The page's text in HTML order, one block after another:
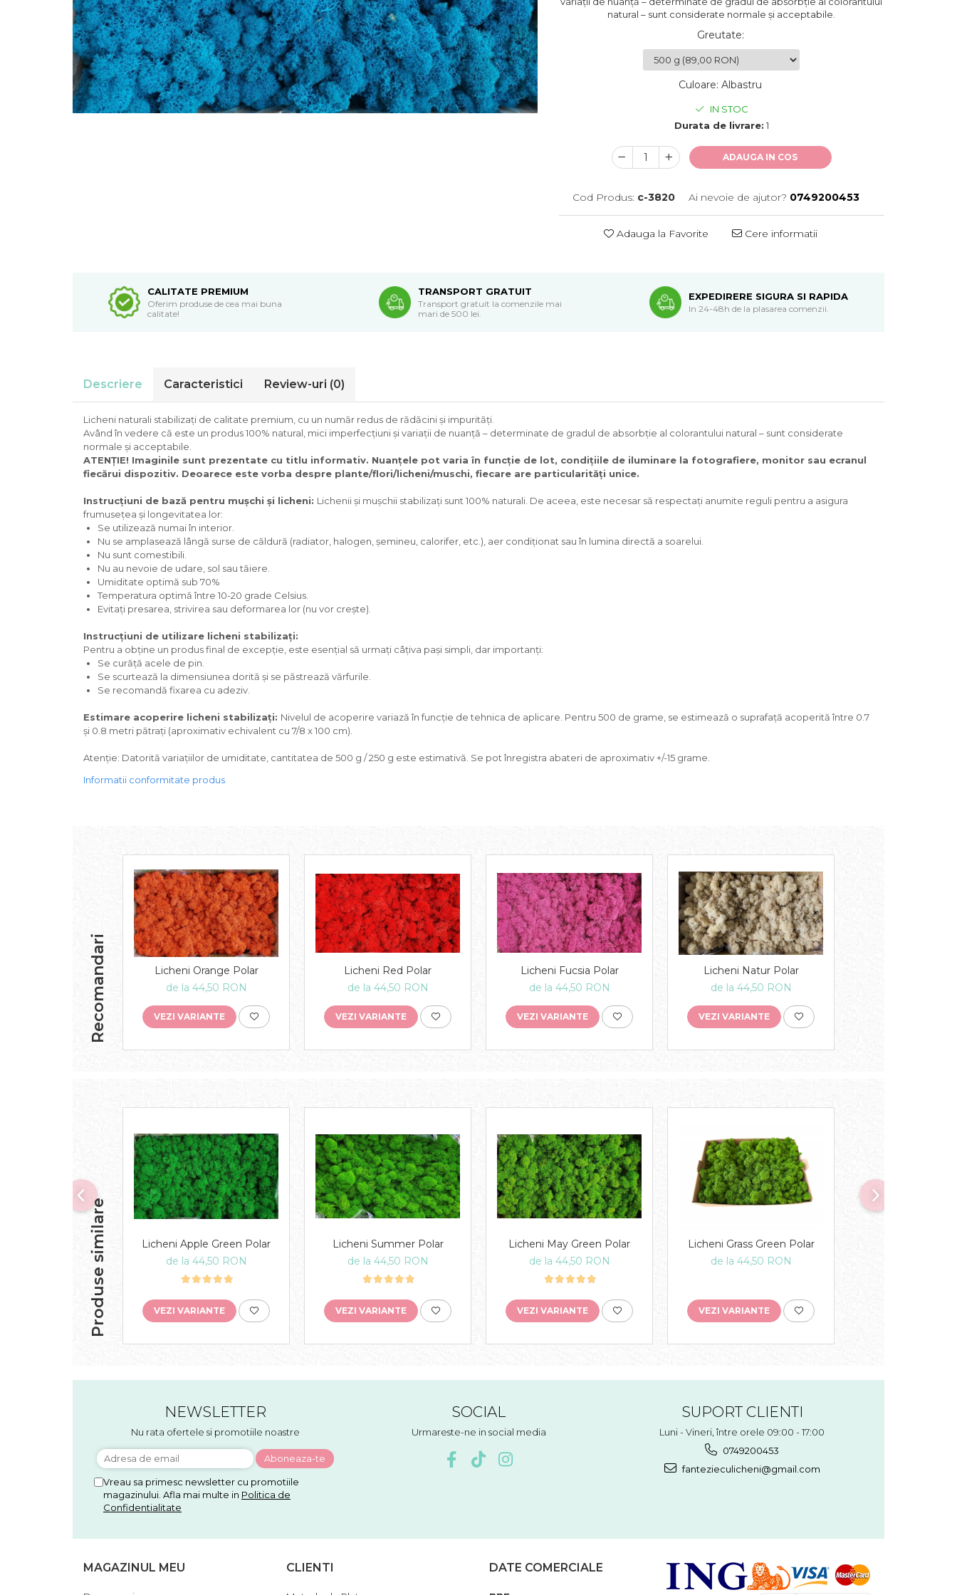
natural – sunt considerate normale și acceptabile.
Greutate:
Culoare: Albastru
IN STOC
Durata de livrare: 1
ADAUGA IN COS
Cod Produs: c-3820 Ai nevoie de ajutor? 0749200453
Adauga la Favorite Cere informatii
CALITATE PREMIUM
Oferim produse de cea mai buna
calitate!
TRANSPORT GRATUIT
Transport gratuit la comenzile mai
mari de 500 lei.
EXPEDIRERE SIGURA SI RAPIDA
In 24-48h de la plasarea comenzii.
Descriere Caracteristici Review-uri (0)
Licheni naturali stabilizați de calitate premium, cu un număr redus de rădăcini și impurități.
Având în vedere că este un produs 100% natural, mici imperfecțiuni și variații de nuanță – determinate de gradul de absorbție al colorantului natural – sunt considerate
normale și acceptabile.
ATENȚIE! Imaginile sunt prezentate cu titlu informativ. Nuanțele pot varia în funcție de lot, condițiile de iluminare la fotografiere, monitor sau ecranul
fiecărui dispozitiv. Deoarece este vorba despre plante/flori/licheni/muschi, fiecare are particularități unice.
Instrucțiuni de bază pentru mușchi și licheni: Lichenii și mușchii stabilizați sunt 100% naturali. De aceea, este necesar să respectați anumite reguli pentru a asigura
frumusețea și longevitatea lor:
Se utilizează numai în interior.
Nu se amplasează lângă surse de căldură (radiator, halogen, șemineu, calorifer, etc.), aer condiționat sau în lumina directă a soarelui.
Nu sunt comestibili.
Nu au nevoie de udare, sol sau tăiere.
Umiditate optimă sub 70%
Temperatura optimă între 10-20 grade Celsius.
Evitați presarea, strivirea sau deformarea lor (nu vor crește).
Instrucțiuni de utilizare licheni stabilizați:
Pentru a obține un produs final de excepție, este esențial să urmați câțiva pași simpli, dar importanți:
Se curăță acele de pin.
Se scurtează la dimensiunea dorită și se păstrează vărfurile.
Se recomandă fixarea cu adeziv.
Estimare acoperire licheni stabilizați: Nivelul de acoperire variază în funcție de tehnica de aplicare. Pentru 500 de grame, se estimează o suprafață acoperită între 0.7
și 0.8 metri pătrați (aproximativ echivalent cu 7/8 x 100 cm).
Atenție: Datorită variațiilor de umiditate, cantitatea de 500 g / 250 g este estimativă. Se pot înregistra abateri de aproximativ +/-15 grame.
Informatii conformitate produs
Recomandari
Licheni Orange Polar
de la 44,50 RON
VEZI VARIANTE
Licheni Red Polar
de la 44,50 RON
VEZI VARIANTE
Licheni Fucsia Polar
de la 44,50 RON
VEZI VARIANTE
Licheni Natur Polar
de la 44,50 RON
VEZI VARIANTE
Produse similare
Licheni Apple Green Polar
de la 44,50 RON
VEZI VARIANTE
Licheni Summer Polar
de la 44,50 RON
VEZI VARIANTE
Licheni May Green Polar
de la 44,50 RON
VEZI VARIANTE
Licheni Grass Green Polar
de la 44,50 RON
VEZI VARIANTE
NEWSLETTER
Nu rata ofertele si promotiile noastre
Vreau sa primesc newsletter cu promotiile
magazinului. Afla mai multe in Politica de
Confidentialitate
SOCIAL
Urmareste-ne in social media
SUPORT CLIENTI
Luni - Vineri, între orele 09:00 - 17:00
0749200453
fantezieculicheni@gmail.com
MAGAZINUL MEU CLIENTI DATE COMERCIALE